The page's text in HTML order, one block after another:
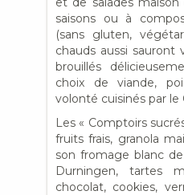
saisons ou à
(sans gluten,
chauds aussi sauront
brouillés
choix de viande,
volonté cuisinés par le
Les « Comptoirs
fruits frais, granola
son fromage blanc
Durningen, tartes
chocolat, cookies,